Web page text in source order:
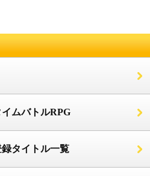
ムバトルRPG
録タイトル一覧